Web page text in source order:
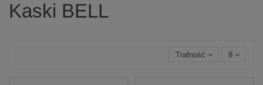
Kaski BELL
Trafność 8